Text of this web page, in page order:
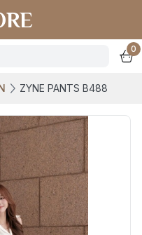
0
ZYNE PANTS B488